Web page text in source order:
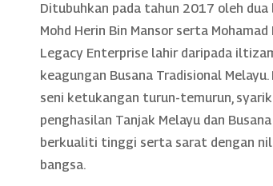
Ditubuhkan pada tahun 2017 oleh dua
Mohd Herin Bin Mansor serta
Legacy Enterprise lahir daripada
keagungan Busana Tradisional
seni ketukangan turun-temurun,
penghasilan Tanjak Melayu dan
berkualiti tinggi serta sarat dengan
bangsa.